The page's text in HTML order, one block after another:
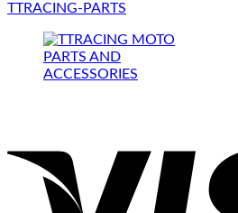
TTRACING-PARTS